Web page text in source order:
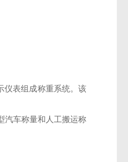
仪表组成称重系统。该
汽车称量和人工搬运称